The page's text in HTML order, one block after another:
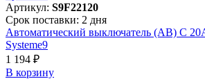
Артикул: S9F22120
Срок поставки: 2 дня
Автоматический выключатель (АВ) C
Systeme9
1 194 ₽
В корзинy